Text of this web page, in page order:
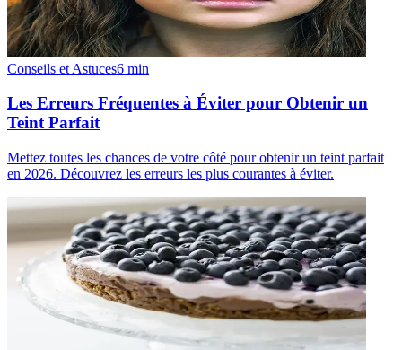
Conseils et Astuces6 min
Les Erreurs Fréquentes à Éviter pour Obtenir un
Teint Parfait
Mettez toutes les chances de votre côté pour obtenir un teint parfait
en 2026. Découvrez les erreurs les plus courantes à éviter.